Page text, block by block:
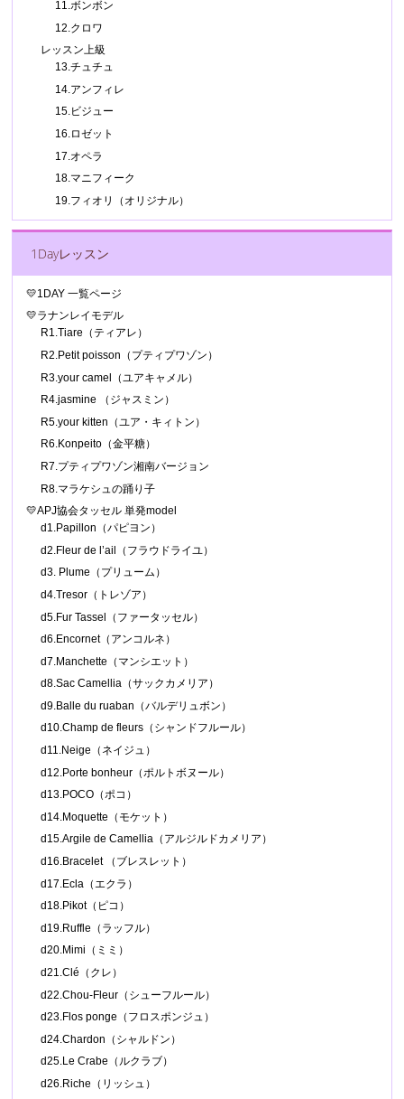
11.ボンボン
12.クロワ
レッスン上級
13.チュチュ
14.アンフィレ
15.ビジュー
16.ロゼット
17.オペラ
18.マニフィーク
19.フィオリ（オリジナル）
1Dayレッスン
💛1DAY 一覧ページ
💛ラナンレイモデル
R1.Tiare（ティアレ）
R2.Petit poisson（プティプワゾン）
R3.your camel（ユアキャメル）
R4.jasmine （ジャスミン）
R5.your kitten（ユア・キィトン）
R6.Konpeito（金平糖）
R7.プティプワゾン湘南バージョン
R8.マラケシュの踊り子
💛APJ協会タッセル 単発model
d1.Papillon（パピヨン）
d2.Fleur de l’ail（フラウドライユ）
d3. Plume（プリューム）
d4.Tresor（トレゾア）
d5.Fur Tassel（ファータッセル）
d6.Encornet（アンコルネ）
d7.Manchette（マンシエット）
d8.Sac Camellia（サックカメリア）
d9.Balle du ruaban（バルデリュボン）
d10.Champ de fleurs（シャンドフルール）
d11.Neige（ネイジュ）
d12.Porte bonheur（ポルトボヌール）
d13.POCO（ポコ）
d14.Moquette（モケット）
d15.Argile de Camellia（アルジルドカメリア）
d16.Bracelet （ブレスレット）
d17.Ecla（エクラ）
d18.Pikot（ピコ）
d19.Ruffle（ラッフル）
d20.Mimi（ミミ）
d21.Clé（クレ）
d22.Chou-Fleur（シューフルール）
d23.Flos ponge（フロスポンジュ）
d24.Chardon（シャルドン）
d25.Le Crabe（ルクラブ）
d26.Riche（リッシュ）